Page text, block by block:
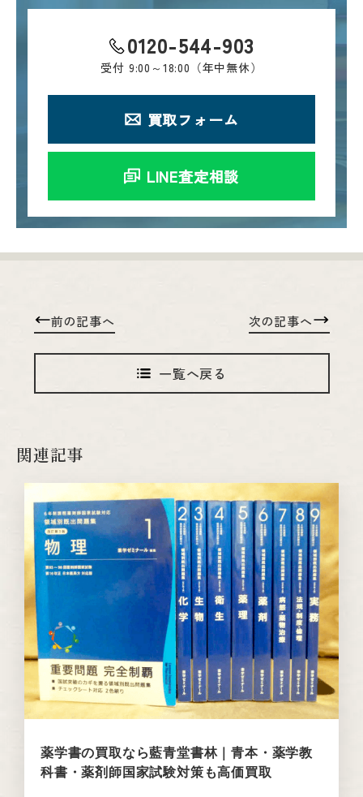
0120-544-903
受付 9:00～18:00（年中無休）
買取フォーム
LINE査定相談
前の記事へ
一覧へ戻る
次の記事へ
関連記事
薬学書の買取なら藍青堂書林｜青本・薬学教
科書・薬剤師国家試験対策も高価買取